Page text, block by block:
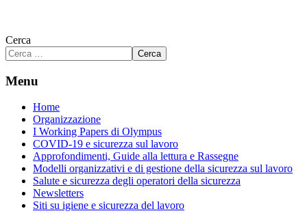
Cerca
Cerca
Menu
Home
Organizzazione
I Working Papers di Olympus
COVID-19 e sicurezza sul lavoro
Approfondimenti, Guide alla lettura e Rassegne
Modelli organizzativi e di gestione della sicurezza sul lavoro
Salute e sicurezza degli operatori della sicurezza
Newsletters
Siti su igiene e sicurezza del lavoro